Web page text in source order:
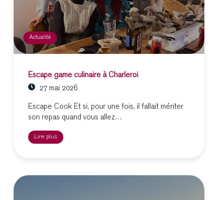
Actualité
Escape game culinaire à Charleroi
27 mai 2026
Escape Cook Et si, pour une fois, il fallait mériter
son repas quand vous allez…
Lire plus